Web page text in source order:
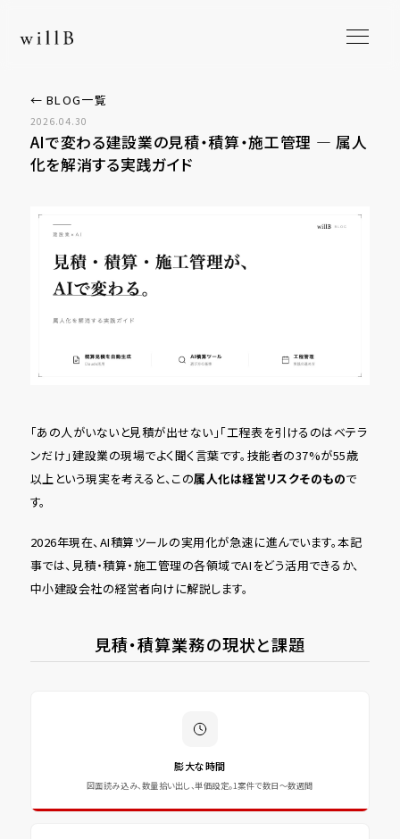
← BLOG一覧
2026.04.30
AIで変わる建設業の見積・積算・施工管理 ― 属人
化を解消する実践ガイド
「あの人がいないと見積が出せない」「工程表を引けるのはベテラ
ンだけ」――建設業の現場でよく聞く言葉です。技能者の37%が55歳
以上という現実を考えると、この属人化は経営リスクそのもので
す。
2026年現在、AI積算ツールの実用化が急速に進んでいます。本記
事では、見積・積算・施工管理の各領域でAIをどう活用できるか、
中小建設会社の経営者向けに解説します。
見積・積算業務の現状と課題
膨大な時間
図面読み込み、数量拾い出し、単価設定。1案件で数日〜数週間